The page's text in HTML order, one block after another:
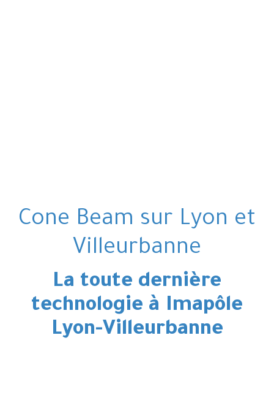
Cone Beam sur Lyon et
Villeurbanne
La toute dernière
technologie à Imapôle
Lyon-Villeurbanne